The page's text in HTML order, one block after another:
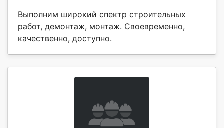
Выполним широкий спектр строительных
работ, демонтаж, монтаж. Своевременно,
качественно, доступно.